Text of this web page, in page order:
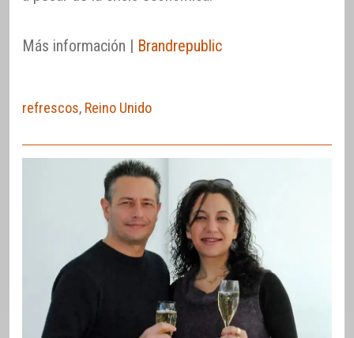
Más información | Brandrepublic
refrescos, Reino Unido